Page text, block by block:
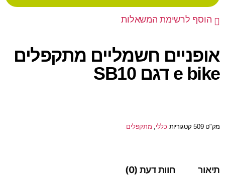
הוסף לרשימת המשאלות
אופניים חשמליים מתקפלים
e bike דגם SB10
מק"ט509 קטגוריות כללי, מתקפלים
תיאור חוות דעת (0)